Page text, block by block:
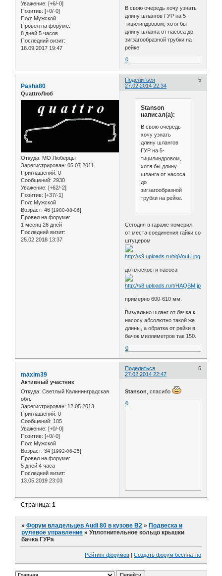
Уважение: [+6/-0]
Позитив: [+0/-0]
Пол: Мужской
Провел на форуме:
8 дней 5 часов
Последний визит:
18.09.2017 19:47
В свою очередь хочу узнать
длину шлангов ГУР на 5-
тицилиндровом, хотя бы
длину шланга от насоса до
зигзагообразной трубки на
рейке.
0
Поделиться
5
27.02.2014 22:34
Pasha80
QuattroЛюб
Откуда: МО Люберцы
Зарегистрирован: 05.07.2011
Приглашений: 0
Сообщений: 2930
Уважение: [+62/-2]
Позитив: [+37/-1]
Пол: Мужской
Возраст: 46 [1980-08-06]
Провел на форуме:
1 месяц 26 дней
Последний визит:
25.02.2018 13:37
Stanson
написал(а):
В свою очередь
хочу узнать
длину шлангов
ГУР на 5-
тицилиндровом,
хотя бы длину
шланга от насоса
до
зигзагообразной
трубки на рейке.
Сегодня в гараже померил:
от места соединения гайки со
штуцером
до плоскости насоса
примерно 600-610 мм.
Визуально шланг от бачка к
насосу абсолютно такой же
длины, а обратка от рейки в
бачок миллиметров так 150.
0
Поделиться
6
27.02.2014 22:47
maxim39
Активный участник
Откуда: Светлый Калининградская
обл.
Зарегистрирован: 12.05.2013
Приглашений: 0
Сообщений: 105
Уважение: [+0/-0]
Позитив: [+0/-0]
Пол: Мужской
Возраст: 34 [1992-06-25]
Провел на форуме:
5 дней 4 часа
Последний визит:
13.05.2019 23:03
Stanson , спасибо
0
Страница:1
»Форум владельцев Audi 80 в кузове В2 »Подвеска и
рулевое управление »Уплотнительное кольцо крышки
бачка ГУРа
Рейтинг форумов Создать форум бесплатно